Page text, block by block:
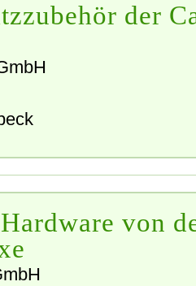
der
von